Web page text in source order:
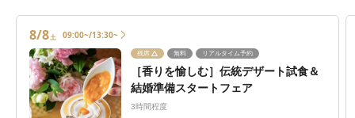
8/8土 09:00~/13:30~
残席 無料 リアルタイム予約
［香りを愉しむ］伝統デザート試食＆
結婚準備スタートフェア
3時間程度